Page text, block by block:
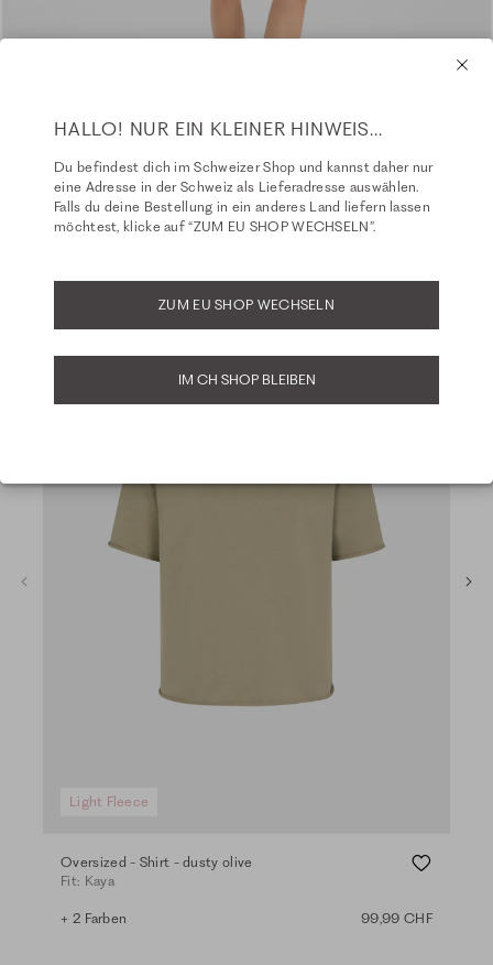
Light Fleece
Oversized - Shirt - dusty olive
Fit: Kaya
+ 2 Farben 99,99 CHF
HALLO! NUR EIN KLEINER HINWEIS...
Du befindest dich im Schweizer Shop und kannst daher nur
eine Adresse in der Schweiz als Lieferadresse auswählen.
Falls du deine Bestellung in ein anderes Land liefern lassen
möchtest, klicke auf “ZUM EU SHOP WECHSELN”.
ZUM EU SHOP WECHSELN
IM CH SHOP BLEIBEN